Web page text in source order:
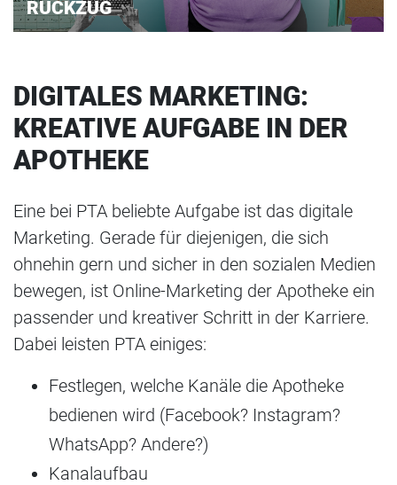
RÜCKZUG
DIGITALES MARKETING:
KREATIVE AUFGABE IN DER
APOTHEKE
Eine bei PTA beliebte Aufgabe ist das digitale
Marketing. Gerade für diejenigen, die sich
ohnehin gern und sicher in den sozialen Medien
bewegen, ist Online-Marketing der Apotheke ein
passender und kreativer Schritt in der Karriere.
Dabei leisten PTA einiges:
Festlegen, welche Kanäle die Apotheke
bedienen wird (Facebook? Instagram?
WhatsApp? Andere?)
Kanalaufbau